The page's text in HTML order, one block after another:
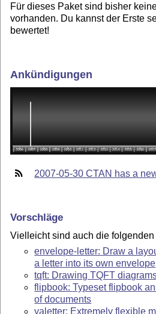
Für dieses Paket sind bisher
vorhanden. Du kannst der Erste
bewertet!
Ankündigungen
2007-05-30 CTAN has a
Vorschläge
Vielleicht sind auch die
envelope-letter: Draw a
a letter into its own envelope
tqft: Drawing TQFT
flipbook: Typeset flipbook
of documents
yaletter: Extremely flexible